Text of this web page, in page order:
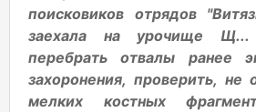
поисковиков отрядов
заехала на урочище Щ...
перебрать отвалы ранее
захоронения, проверить, не
мелких костных